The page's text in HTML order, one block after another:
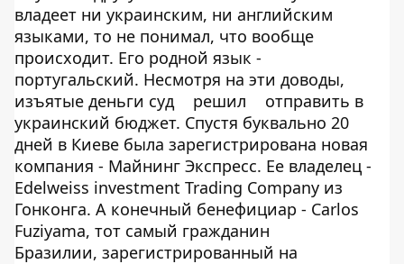
владеет ни украинским, ни английским
языками, то не понимал, что вообще
происходит. Его родной язык -
португальский. Несмотря на эти доводы,
изъятые деньги суд
решил
отправить в
украинский бюджет. Спустя буквально 20
дней в Киеве была зарегистрирована новая
компания - Майнинг Экспресс. Ее владелец -
Edelweiss investment Trading Company из
Гонконга. А конечный бенефициар - Carlos
Fuziyama, тот самый гражданин
Бразилии, зарегистрированный на